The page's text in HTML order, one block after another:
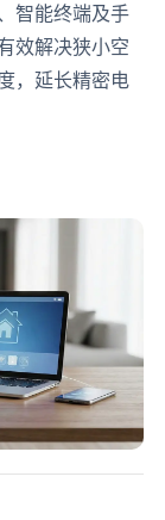
智能终端及手
效解决狭小空
，延长精密电